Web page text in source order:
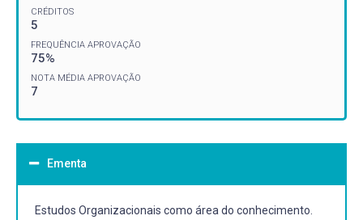
CRÉDITOS
5
FREQUÊNCIA APROVAÇÃO
75%
NOTA MÉDIA APROVAÇÃO
7
Ementa
Estudos Organizacionais como área do conhecimento.